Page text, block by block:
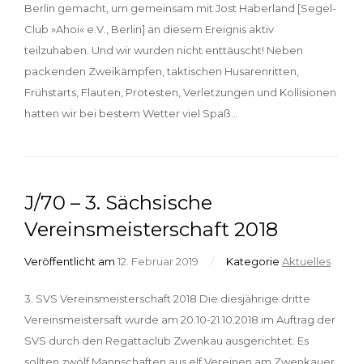
Berlin gemacht, um gemeinsam mit Jost Haberland [Segel-
Club »Ahoi« e.V., Berlin] an diesem Ereignis aktiv
teilzuhaben. Und wir wurden nicht enttäuscht! Neben
packenden Zweikämpfen, taktischen Husarenritten,
Frühstarts, Flauten, Protesten, Verletzungen und Kollisionen
hatten wir bei bestem Wetter viel Spaß…
J/70 – 3. Sächsische
Vereinsmeisterschaft 2018
Veröffentlicht am 12. Februar 2019 / Kategorie Aktuelles
3. SVS Vereinsmeisterschaft 2018 Die diesjährige dritte
Vereinsmeistersaft wurde am 20.10-21.10.2018 im Auftrag der
SVS durch den Regattaclub Zwenkau ausgerichtet. Es
sollten zwölf Mannschaften aus elf Vereinen am Zwenkauer